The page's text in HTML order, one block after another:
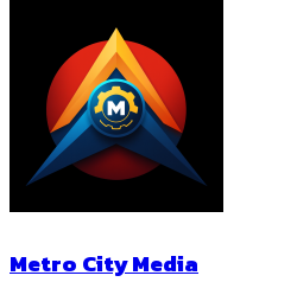
Metro City Media